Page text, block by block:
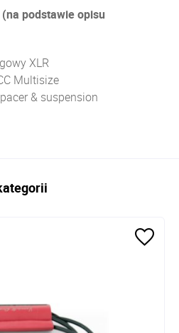
podstawie opisu
XLR
Multisize
& suspension